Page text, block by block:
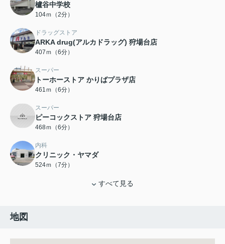
櫨谷中学校
104ｍ（2分）
ドラッグストア
ARKA drug(アルカドラッグ) 狩場台店
407ｍ（6分）
スーパー
トーホーストア かりばプラザ店
461ｍ（6分）
スーパー
ピーコックストア 狩場台店
468ｍ（6分）
内科
クリニック・ヤマダ
524ｍ（7分）
すべて見る
地図